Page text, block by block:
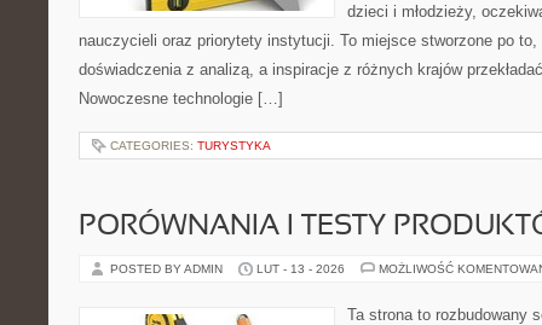
dzieci i młodzieży,
nauczycieli oraz priorytety instytucji. To miejsce stworzone po to,
doświadczenia z analizą, a inspiracje z różnych krajów
Nowoczesne technologie […]
CATEGORIES: TURYSTYKA
PORÓWNANIA I TESTY
POSTED BY ADMIN LUT - 13 - 2026 MOŻLIWOŚĆ
Ta strona to rozbudowany